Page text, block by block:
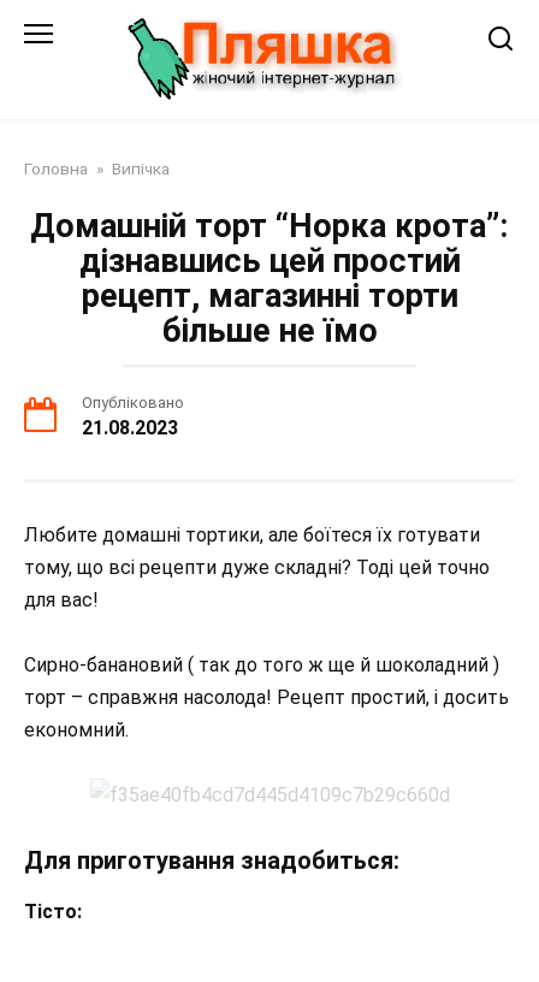
Головна » Випічка
Домашній торт “Норка крота”:
дізнавшись цей простий
рецепт, магазинні торти
більше не їмо
Опубліковано
21.08.2023
Любите домашні тортики, але боїтеся їх готувати
тому, що всі рецепти дуже складні? Тоді цей точно
для вас!
Сирно-банановий ( так до того ж ще й шоколадний )
торт – справжня насолода! Рецепт простий, і досить
економний.
Для приготування знадобиться:
Тісто: